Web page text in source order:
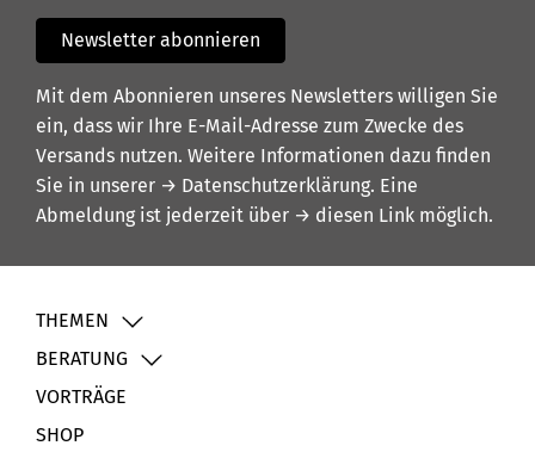
Newsletter abonnieren
Mit dem Abonnieren unseres Newsletters willigen Sie
ein, dass wir Ihre E-Mail-Adresse zum Zwecke des
Versands nutzen. Weitere Informationen dazu finden
Sie in unserer → Datenschutzerklärung. Eine
Abmeldung ist jederzeit über → diesen Link möglich.
THEMEN
BERATUNG
VORTRÄGE
SHOP